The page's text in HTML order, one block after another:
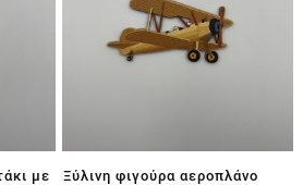
με
Ξύλινη φιγούρα αεροπλάνο